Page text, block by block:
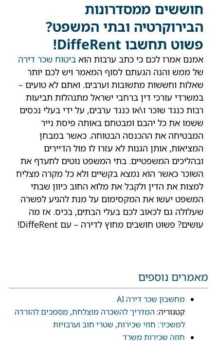
חוששים ממסדרונות
הבירוקרטיה ובתי המשפט?
פשוט תחשבו DiffeRent
!
אמנם אמרו לכם כי כתב ערבות הוא ביטוח שכר דירה
של ממש והנה הגעתם לסוף המאמר ויש לכם יותר
שאלות וחששות מתשובות וערבים. ואתם לא טועים –
במשרדי עורכי דין ברחבי ישראל מתנהלות תביעות
רבות כנגד שוכר ו\או כנגד ערבים, על ידי בעלי נכסים
ששמו את כל יהבם ומבטחם באותה פיסת נייר
המבטיחה את ההכנסה הבטוחה. כאשר במבחן
המציאות, אותן הגנות לא עזרו לו מול הדיירים
ובהליכים המשפטיים. בתי המשפט נוטים לתעדף את
השוכר כאשר הוא נמצא בקשיים ולא כל מקרה מצליח
למצות את הדין ולקבל את מלוא החוב כיוון שבתי
המשפט יעשו את המקסימום על מנת להגיע לפשרה
שעלולה גם לכאוב לכם בעלי הבתים, בכיס. אז מה
עושים? פשוט חושבים מחוץ לדירה – עם DiffeRent!
מאמרים נוספים
מחשבון שכר דירה AI
קטגוריה: המדריך להשכרה מוצלחת, מסמכים להורדה
למשכיר: חוזי שכירות, שטרי חוב וערבויות
חוזה שכירות משרד